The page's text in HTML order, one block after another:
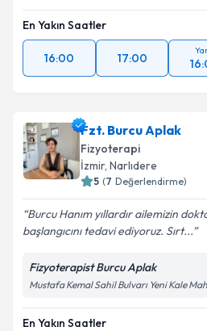
En Yakın Saatler
16:00 17:00
Fzt. Burcu Aplak
Fizyoterapi
İzmir, Narlıdere
5 (7 Değerlendirme)
Burcu Hanım yıllardır ailemizin
başlangıcını tedavi ediyoruz. Sırt...
Fizyoterapist Burcu Aplak
Mustafa Kemal Sahil Bulvarı Yeni Kale
En Yakın Saatler